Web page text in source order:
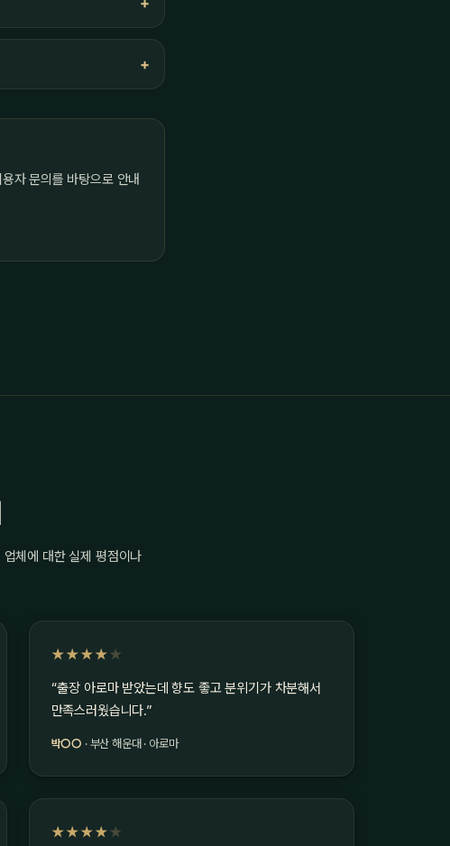
자 문의를 바탕으로 안내
업체에 대한 실제 평점이나
★★★★ ★
“출장 아로마 받았는데 향도 좋고 분위기가 차분해서
만족스러웠습니다.”
박○○ · 부산 해운대 · 아로마
★★★★ ★